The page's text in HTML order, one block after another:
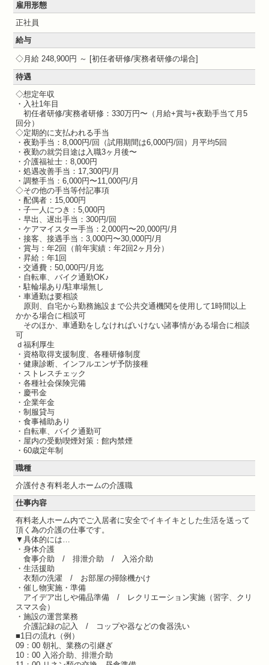
雇用形態
正社員
給与
月給 248,900円 ～
初任者研修/実務者研修の場合
待遇
◇想定年収
・入社1年目
初任者研修/実務者研修：330万円〜（月給+賞与+夜勤手当て月5
回分）
◇定期的に支払われる手当
・夜勤手当：8,000円/回（試用期間は6,000円/回）月平均5回
・夜勤の就労目途は入職3ヶ月後〜
・介護福祉士：8,000円
・処遇改善手当：17,300円/月
・調整手当：6,000円〜11,000円/月
◇その他の手当等付記事項
・配偶者：15,000円
・子一人につき：5,000円
・早出、遅出手当：300円/回
・ケアマイスター手当：2,000円〜20,000円/月
・接客、接遇手当：3,000円〜30,000円/月
・賞与：年2回（前年実績：年2回2ヶ月分）
・昇給：年1回
・交通費：50,000円/月迄
・自転車、バイク通勤OK♪
・駐輪場あり/駐車場無し
・車通勤は要相談
原則、自宅から勤務施設まで公共交通機関を使用して1時間以上
かかる場合に相談可
そのほか、車通勤をしなければいけない諸事情がある場合に相談
可
ｄ福利厚生
・資格取得支援制度、各種研修制度
・健康診断、インフルエンザ予防接種
・ストレスチェック
・各種社会保険完備
・慶弔金
・企業年金
・制服貸与
・食事補助あり
・自転車、バイク通勤可
・屋内の受動喫煙対策：館内禁煙
・60歳定年制
職種
介護付き有料老人ホームの介護職
仕事内容
有料老人ホーム内でご入居者に安全でイキイキとした生活を送って
頂く為の介護の仕事です。
▼具体的には…
・身体介護
食事介助 / 排泄介助 / 入浴介助
・生活援助
衣類の洗濯 / お部屋の掃除機かけ
・催し物実施・準備
アイデア出しや備品準備 / レクリエーション実施（習字、クリ
スマス会）
・施設の運営業務
介護記録の記入 / コップや器などの食器洗い
■1日の流れ（例）
09：00 朝礼、業務の引継ぎ
10：00 入浴介助、排泄介助